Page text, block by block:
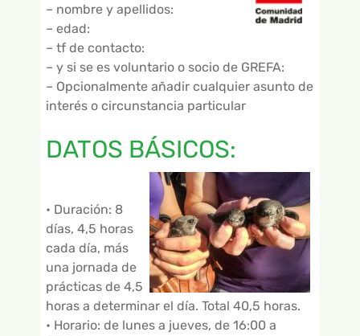
– nombre y apellidos:
– edad:
– tf de contacto:
– y si se es voluntario o socio de GREFA:
– Opcionalmente añadir cualquier asunto de
interés o circunstancia particular
DATOS BÁSICOS:
• Duración: 8
días, 4,5 horas
cada día, más
una jornada de
prácticas de 4,5
horas a determinar el día. Total 40,5 horas.
• Horario: de lunes a jueves, de 16:00 a